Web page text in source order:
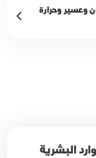
وعسير وحرارة
البشرية